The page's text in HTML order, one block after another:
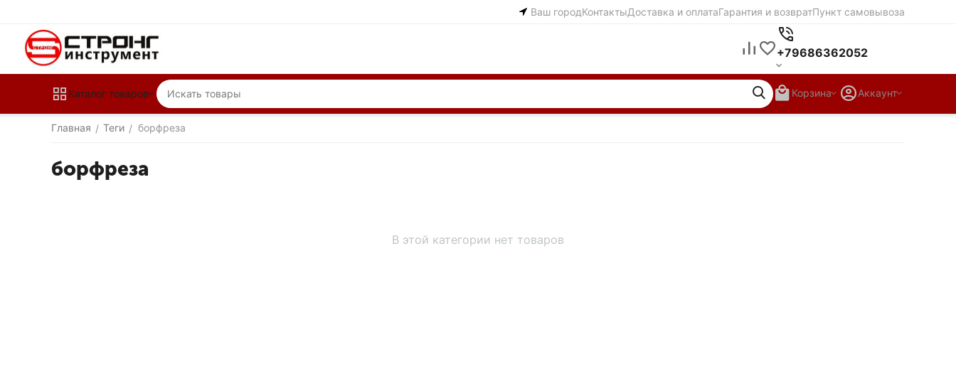
Ваш городКонтактыДоставка и оплатаГарантия и возвратПункт самовывоза
+79686362052
Каталог товаров Корзина Аккаунт
Главная / Теги / борфреза
борфреза
В этой категории нет товаров